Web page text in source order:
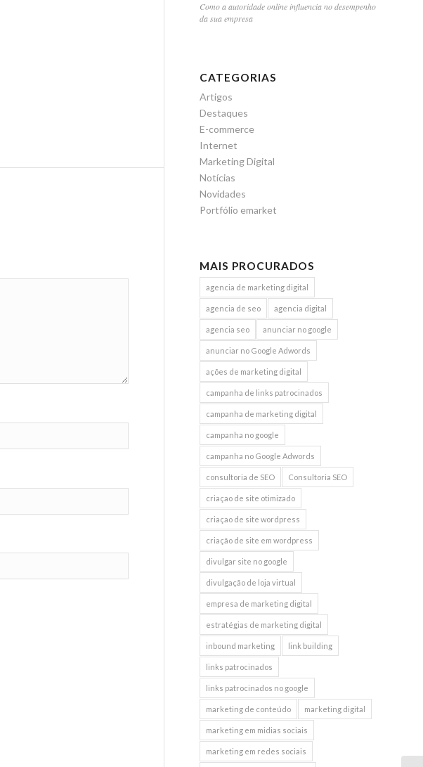
Como a autoridade online influencia no desempenho
da sua empresa
CATEGORIAS
Artigos
Destaques
E-commerce
Internet
Marketing Digital
Notícias
Novidades
Portfólio emarket
MAIS PROCURADOS
agencia de marketing digital
agencia de seo agencia digital
agencia seo anunciar no google
anunciar no Google Adwords
ações de marketing digital
campanha de links patrocinados
campanha de marketing digital
campanha no google
campanha no Google Adwords
consultoria de SEO Consultoria SEO
criaçao de site otimizado
criaçao de site wordpress
criação de site em wordpress
divulgar site no google
divulgação de loja virtual
empresa de marketing digital
estratégias de marketing digital
inbound marketing link building
links patrocinados
links patrocinados no google
marketing de conteúdo marketing digital
marketing em midias sociais
marketing em redes sociais